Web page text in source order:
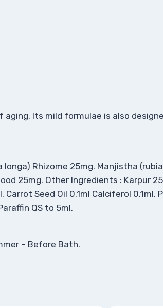
Its mild formulae is also
longa) Rhizome 25mg. Manjistha
25mg. Other Ingredients : Karpur
Seed Oil 0.1ml Calciferol 0.1ml.
QS to 5ml.
– Before Bath.